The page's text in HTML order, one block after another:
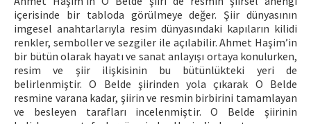
içerisinde bir tabloda görülmeye değer. Şiir dünyasının
imgesel anahtarlarıyla resim dünyasındaki kapıların kilidi
renkler, semboller ve sezgiler ile açılabilir. Ahmet Haşim’in
bir bütün olarak hayatı ve sanat anlayışı ortaya konulurken,
resim ve şiir ilişkisinin bu bütünlükteki yeri de
belirlenmiştir. O Belde şiirinden yola çıkarak O Belde
resmine varana kadar, şiirin ve resmin birbirini tamamlayan
ve besleyen tarafları incelenmiştir. O Belde şiirinin